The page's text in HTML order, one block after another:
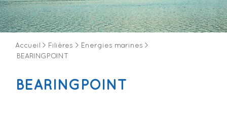
Accueil > Filières > Energies marines >
BEARINGPOINT
BEARINGPOINT